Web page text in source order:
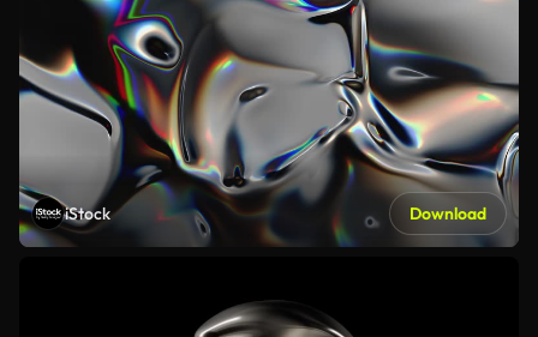
iStock Download